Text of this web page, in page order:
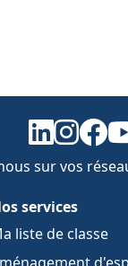
services
liste de classe
sur vos